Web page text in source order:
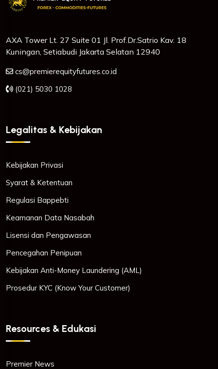
AXA Tower Lt. 27 Suite 01 Jl. Prof.Dr.Satrio Kav. 18
Kuningan, Setiabudi Jakarta Selatan 12940
cs@premierequityfutures.co.id
(021) 5030 1028
Legalitas & Kebijakan
Kebijakan Privasi
Syarat & Ketentuan
Regulasi Bappebti
Keamanan Data Nasabah
Lisensi dan Pengawasan
Pencegahan Penipuan
Kebijakan Anti-Money Laundering (AML)
Prosedur KYC (Know Your Customer)
Resources & Edukasi
Premier News